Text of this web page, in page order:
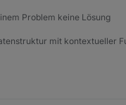
Problem keine Lösung
mit kontextueller